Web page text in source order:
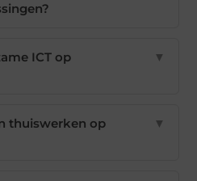
ICT op
▼
thuiswerken op
▼